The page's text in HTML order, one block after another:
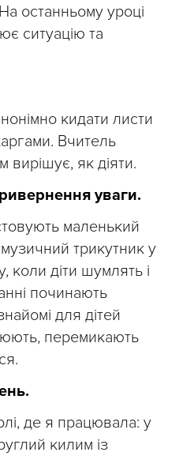
останньому уроці
ситуацію та
кидати листи
Вчитель
вирішує, як діяти.
уваги.
маленький
трикутник у
коли діти шумлять і
починають
для дітей
перемикають
де я працювала: у
килим із